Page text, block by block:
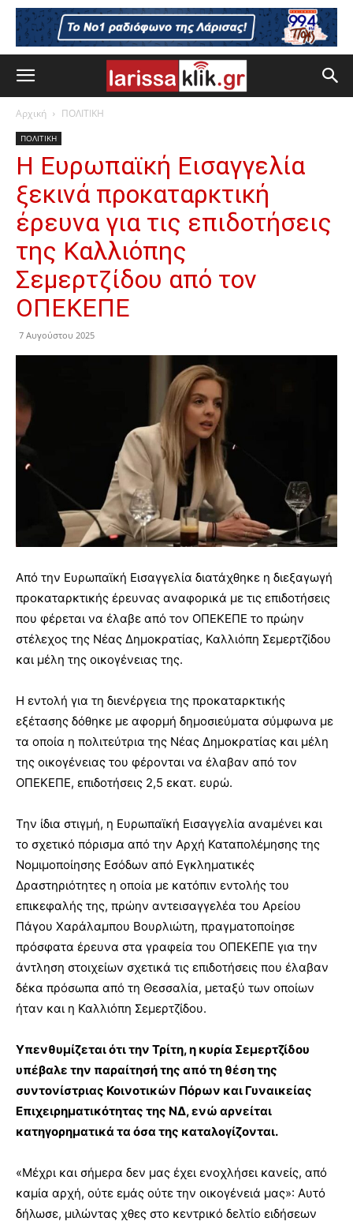
Αρχική ΠΟΛΙΤΙΚΗ
ΠΟΛΙΤΙΚΗ
Η Ευρωπαϊκή Εισαγγελία
ξεκινά προκαταρκτική
έρευνα για τις επιδοτήσεις
της Καλλιόπης
Σεμερτζίδου από τον
ΟΠΕΚΕΠΕ
7 Αυγούστου 2025
Από την Ευρωπαϊκή Εισαγγελία διατάχθηκε η διεξαγωγή
προκαταρκτικής έρευνας αναφορικά με τις επιδοτήσεις
που φέρεται να έλαβε από τον ΟΠΕΚΕΠΕ το πρώην
στέλεχος της Νέας Δημοκρατίας, Καλλιόπη Σεμερτζίδου
και μέλη της οικογένειας της.
Η εντολή για τη διενέργεια της προκαταρκτικής
εξέτασης δόθηκε με αφορμή δημοσιεύματα σύμφωνα με
τα οποία η πολιτεύτρια της Νέας Δημοκρατίας και μέλη
της οικογένειας του φέρονται να έλαβαν από τον
ΟΠΕΚΕΠΕ, επιδοτήσεις 2,5 εκατ. ευρώ.
Την ίδια στιγμή, η Ευρωπαϊκή Εισαγγελία αναμένει και
το σχετικό πόρισμα από την Αρχή Καταπολέμησης της
Νομιμοποίησης Εσόδων από Εγκληματικές
Δραστηριότητες η οποία με κατόπιν εντολής του
επικεφαλής της, πρώην αντεισαγγελέα του Αρείου
Πάγου Χαράλαμπου Βουρλιώτη, πραγματοποίησε
πρόσφατα έρευνα στα γραφεία του ΟΠΕΚΕΠΕ για την
άντληση στοιχείων σχετικά τις επιδοτήσεις που έλαβαν
δέκα πρόσωπα από τη Θεσσαλία, μεταξύ των οποίων
ήταν και η Καλλιόπη Σεμερτζίδου.
Υπενθυμίζεται ότι την Τρίτη, η κυρία Σεμερτζίδου
υπέβαλε την παραίτησή της από τη θέση της
συντονίστριας Κοινοτικών Πόρων και Γυναικείας
Επιχειρηματικότητας της ΝΔ, ενώ αρνείται
κατηγορηματικά τα όσα της καταλογίζονται.
«Μέχρι και σήμερα δεν μας έχει ενοχλήσει κανείς, από
καμία αρχή, ούτε εμάς ούτε την οικογένειά μας»: Αυτό
δήλωσε, μιλώντας χθες στο κεντρικό δελτίο ειδήσεων